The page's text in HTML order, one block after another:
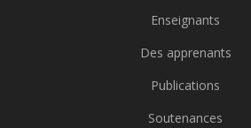
Enseignants
Des apprenants
Publications
Soutenances